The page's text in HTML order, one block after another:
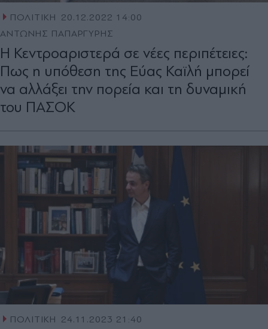
ΠΟΛΙΤΙΚΗ
20.12.2022 14:00
ΑΝΤΩΝΗΣ ΠΑΠΑΡΓΥΡΗΣ
Η Κεντροαριστερά σε νέες περιπέτειες:
Πως η υπόθεση της Εύας Καϊλή μπορεί
να αλλάξει την πορεία και τη δυναμική
του ΠΑΣΟΚ
ΠΟΛΙΤΙΚΗ
24.11.2023 21:40